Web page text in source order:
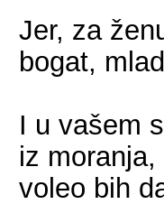
Jer, za
bogat,
I u vašem
iz
voleo bih